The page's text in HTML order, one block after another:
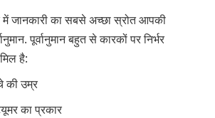
जानकारी का सबसे अच्छा स्रोत आपकी
. पूर्वानुमान बहुत से कारकों पर निर्भर
है:
उम्र
का प्रकार